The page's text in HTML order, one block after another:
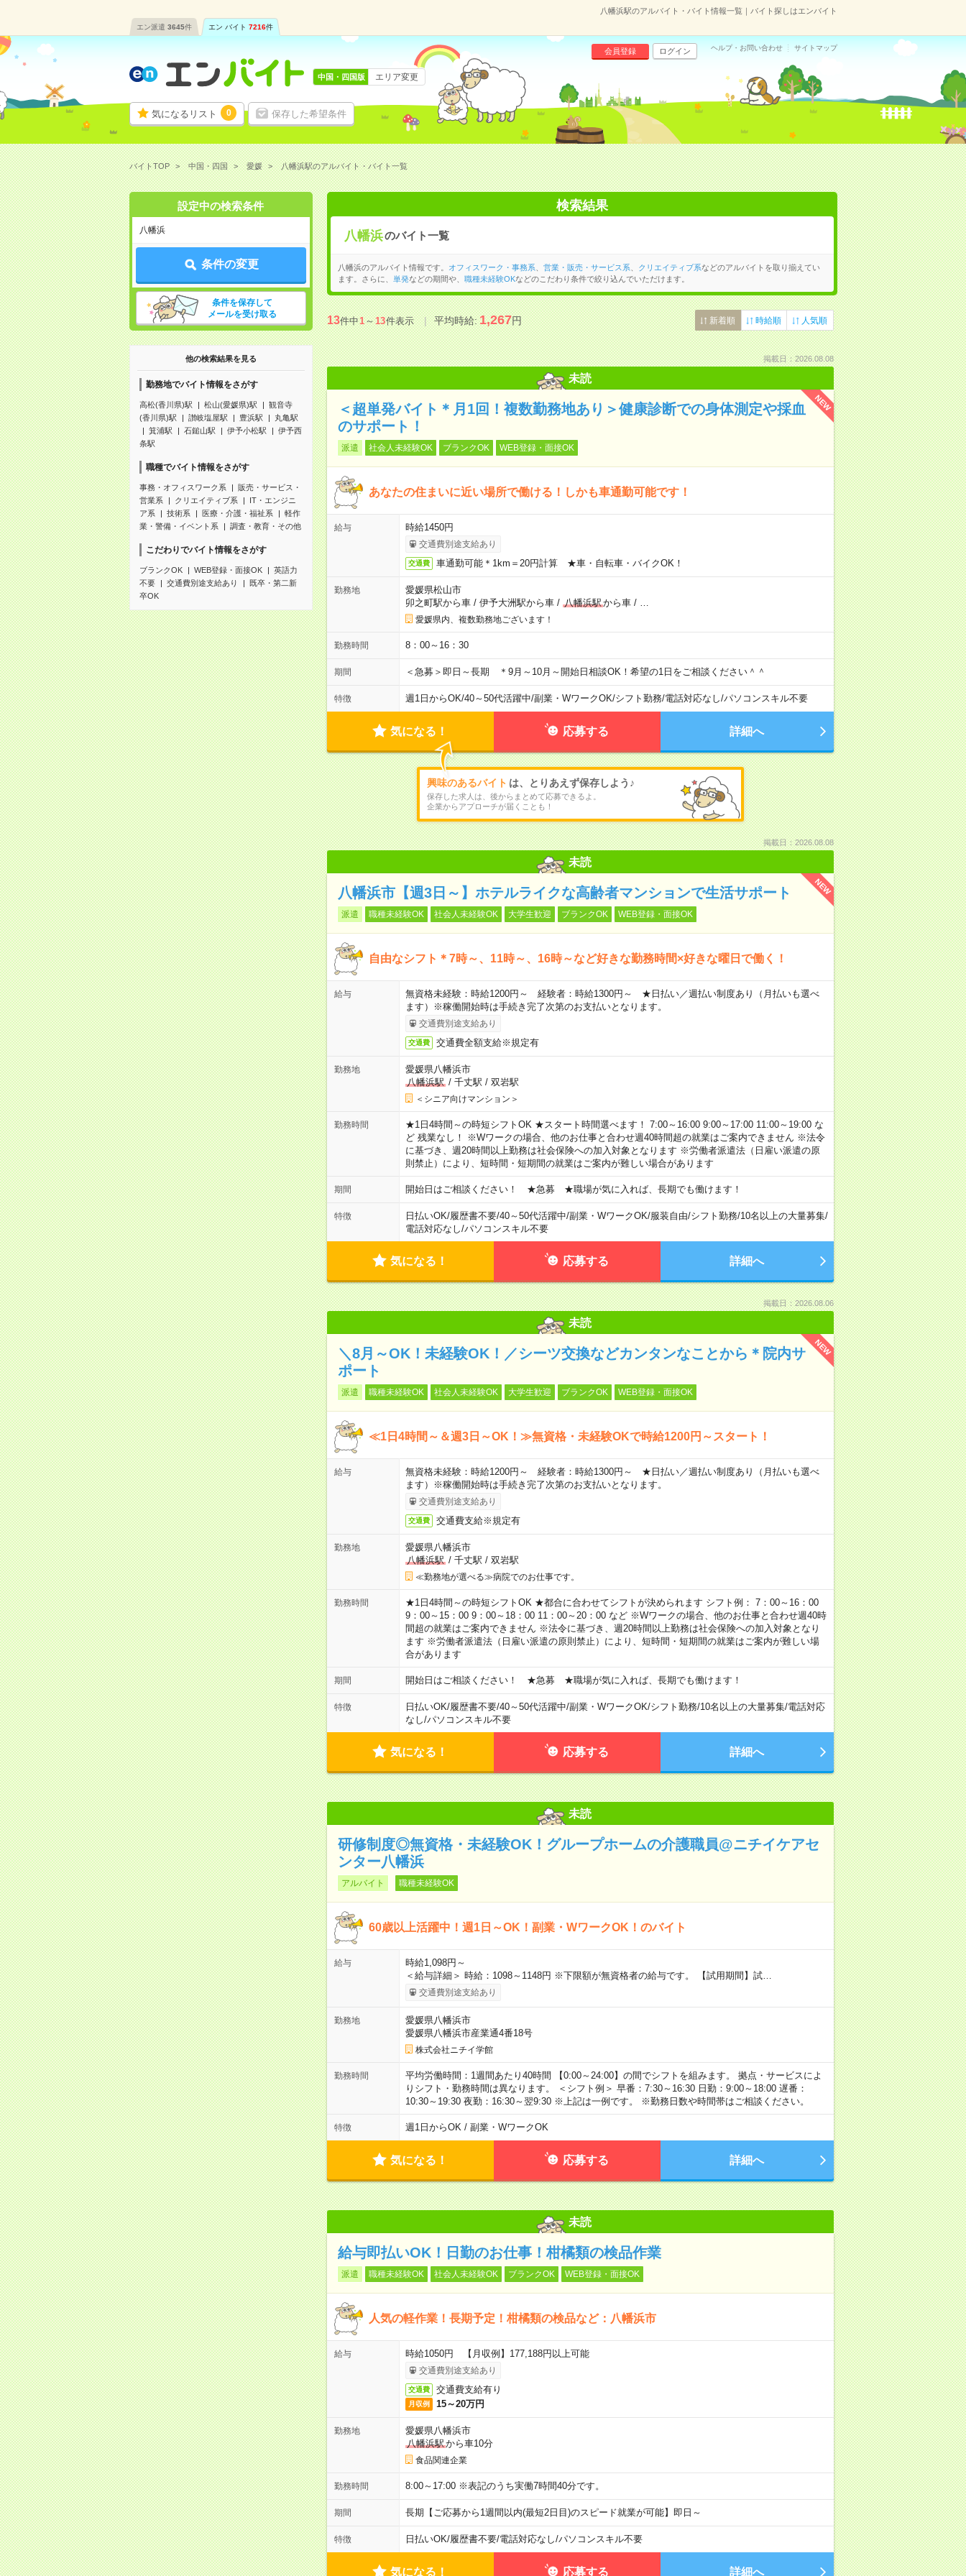
八幡浜駅のアルバイト・バイト情報一覧｜バイト探しはエンバイト
エン派遣 3645件 エン バイト 7216件
気になるリスト 0 保存した希望条件
会員登録 ログイン ヘルプ・お問い合わせ サイトマップ
中国・四国版 エリア変更
バイトTOP 中国・四国 愛媛 八幡浜駅のアルバイト・バイト一覧
設定中の検索条件
八幡浜
条件の変更
条件を保存して
メールを受け取る
他の検索結果を見る
勤務地でバイト情報をさがす
高松(香川県)駅 松山(愛媛県)駅
観音寺
(香川県)駅
讃岐塩屋駅 豊浜駅
丸亀駅
箕浦駅
石鎚山駅 伊予小松駅
伊予西
条駅
職種でバイト情報をさがす
事務・オフィスワーク系
販売・サービス・
営業系
クリエイティブ系
IT・エンジニ
ア系
技術系 医療・介護・福祉系
軽作
業・警備・イベント系
調査・教育・その他
こだわりでバイト情報をさがす
ブランクOK WEB登録・面接OK
英語力
不要
交通費別途支給あり
既卒・第二新
卒OK
検索結果
八幡浜のバイト一覧
八幡浜のアルバイト情報です。 オフィスワーク・事務系 営業・販売・サービス系 クリエイティブ系などのアルバイトを取り揃えてい
ます。さらに、
単発などの期間や、 職種未経験OKなどのこだわり条件で絞り込んでいただけます。
13件中1～13件表示 平均時給:1,267円 新着順 時給順 人気順
掲載日：2026.08.08
未読
NEW
＜超単発バイト＊月1回！複数勤務地あり＞健康診断での身体測定や採血
のサポート！
派遣 社会人未経験OK ブランクOK WEB登録・面接OK
あなたの住まいに近い場所で働ける！しかも車通勤可能です！
給与 時給1450円
交通費別途支給あり
交通費 車通勤可能＊1km＝20円計算 ★車・自転車・バイクOK！
勤務地
愛媛県松山市
卯之町駅から車/ 伊予大洲駅から車/ 八幡浜駅から車/
愛媛県内、複数勤務地ございます！
勤務時間 8：00～16：30
期間 ＜急募＞即日～長期 ＊9月～10月～開始日相談OK！希望の1日をご相談ください＾＾
特徴 週1日からOK/40～50代活躍中/副業・WワークOK/シフト勤務/電話対応なし/パソコンスキル不要
気になる！ 応募する 詳細へ
興味のあるバイト は、とりあえず保存しよう♪
保存した求人は、後からまとめて応募できるよ。
企業からアプローチが届くことも！
掲載日：2026.08.08
未読
NEW
八幡浜市【週3日～】ホテルライクな高齢者マンションで生活サポート
派遣 職種未経験OK 社会人未経験OK 大学生歓迎 ブランクOK WEB登録・面接OK
自由なシフト＊7時～、11時～、16時～など好きな勤務時間×好きな曜日で働く！
給与
無資格未経験：時給1200円～ 経験者：時給1300円～ ★日払い／週払い制度あり（月払いも選べ
ます）※稼働開始時は手続き完了次第のお支払いとなります。
交通費別途支給あり
交通費 交通費全額支給※規定有
勤務地
愛媛県八幡浜市
八幡浜駅/ 千丈駅 / 双岩駅
＜シニア向けマンション＞
勤務時間
★1日4時間～の時短シフトOK ★スタート時間選べます！ 7:00～16:00 9:00～17:00 11:00～19:00 な
ど 残業なし！ ※Wワークの場合、他のお仕事と合わせ週40時間超の就業はご案内できません ※法令
に基づき、週20時間以上勤務は社会保険への加入対象となります ※労働者派遣法（日雇い派遣の原
則禁止）により、短時間・短期間の就業はご案内が難しい場合があります
期間 開始日はご相談ください！ ★急募 ★職場が気に入れば、長期でも働けます！
特徴 日払いOK/履歴書不要/40～50代活躍中/副業・WワークOK/服装自由/シフト勤務/10名以上の大量募集/
電話対応なし/パソコンスキル不要
気になる！ 応募する 詳細へ
掲載日：2026.08.06
未読
NEW
＼8月～OK！未経験OK！／シーツ交換などカンタンなことから＊院内サ
ポート
派遣 職種未経験OK 社会人未経験OK 大学生歓迎 ブランクOK WEB登録・面接OK
≪1日4時間～＆週3日～OK！≫無資格・未経験OKで時給1200円～スタート！
給与
無資格未経験：時給1200円～ 経験者：時給1300円～ ★日払い／週払い制度あり（月払いも選べ
ます）※稼働開始時は手続き完了次第のお支払いとなります。
交通費別途支給あり
交通費 交通費支給※規定有
勤務地
愛媛県八幡浜市
八幡浜駅/ 千丈駅 / 双岩駅
≪勤務地が選べる≫病院でのお仕事です。
勤務時間
★1日4時間～の時短シフトOK ★都合に合わせてシフトが決められます シフト例： 7：00～16：00
9：00～15：00 9：00～18：00 11：00～20：00 など ※Wワークの場合、他のお仕事と合わせ週40時
間超の就業はご案内できません ※法令に基づき、週20時間以上勤務は社会保険への加入対象となり
ます ※労働者派遣法（日雇い派遣の原則禁止）により、短時間・短期間の就業はご案内が難しい場
合があります
期間 開始日はご相談ください！ ★急募 ★職場が気に入れば、長期でも働けます！
特徴 日払いOK/履歴書不要/40～50代活躍中/副業・WワークOK/シフト勤務/10名以上の大量募集/電話対応
なし/パソコンスキル不要
気になる！ 応募する 詳細へ
未読
研修制度◎無資格・未経験OK！グループホームの介護職員@ニチイケアセ
ンター八幡浜
アルバイト 職種未経験OK
60歳以上活躍中！週1日～OK！副業・WワークOK！のバイト
給与
時給1,098円～
＜給与詳細＞ 時給：1098～1148円 ※下限額が無資格者の給与です。 【試用期間】試…
交通費別途支給あり
勤務地
愛媛県八幡浜市
愛媛県八幡浜市産業通4番18号
株式会社ニチイ学館
勤務時間
平均労働時間：1週間あたり40時間 【0:00～24:00】の間でシフトを組みます。 拠点・サービスによ
りシフト・勤務時間は異なります。 ＜シフト例＞ 早番：7:30～16:30 日勤：9:00～18:00 遅番：
10:30～19:30 夜勤：16:30～翌9:30 ※上記は一例です。 ※勤務日数や時間帯はご相談ください。
特徴 週1日からOK / 副業・WワークOK
気になる！ 応募する 詳細へ
未読
給与即払いOK！日勤のお仕事！柑橘類の検品作業
派遣 職種未経験OK 社会人未経験OK ブランクOK WEB登録・面接OK
人気の軽作業！長期予定！柑橘類の検品など：八幡浜市
給与 時給1050円 【月収例】177,188円以上可能
交通費別途支給あり
交通費 交通費支給有り
月収例 15～20万円
勤務地
愛媛県八幡浜市
八幡浜駅から車10分
食品関連企業
勤務時間 8:00～17:00 ※表記のうち実働7時間40分です。
期間 長期【ご応募から1週間以内(最短2日目)のスピード就業が可能】即日～
特徴 日払いOK/履歴書不要/電話対応なし/パソコンスキル不要
気になる！ 応募する 詳細へ